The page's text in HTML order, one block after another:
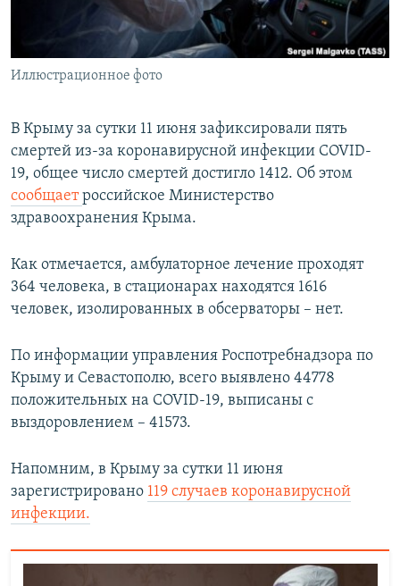
ПОБЕДИТЕЛЕЙ НЕ СУДЯТ?
КРЫМ.НЕПОКОРЕННЫЙ
ELIFBE
ПРИСОЕДИНЯЙТЕСЬ!
Все сайты RFE/RL
Иллюстрационное фото
В Крыму за сутки 11 июня зафиксировали пять
смертей из-за коронавирусной инфекции COVID-
19, общее число смертей достигло 1412. Об этом
сообщает российское Министерство
здравоохранения Крыма.
Как отмечается, амбулаторное лечение проходят
364 человека, в стационарах находятся 1616
человек, изолированных в обсерваторы – нет.
По информации управления Роспотребнадзора по
Крыму и Севастополю, всего выявлено 44778
положительных на COVID-19, выписаны с
выздоровлением – 41573.
Напомним, в Крыму за сутки 11 июня
зарегистрировано 119 случаев коронавирусной
инфекции.